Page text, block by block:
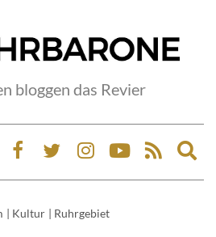
bloggen das Revier
| Kultur | Ruhrgebiet